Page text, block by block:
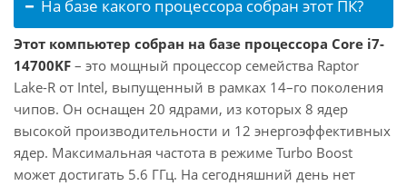
На базе какого процессора собран этот ПК?
Этот компьютер собран на базе процессора Core i7-
14700KF – это мощный процессор семейства Raptor
Lake-R от Intel, выпущенный в рамках 14–го поколения
чипов. Он оснащен 20 ядрами, из которых 8 ядер
высокой производительности и 12 энергоэффективных
ядер. Максимальная частота в режиме Turbo Boost
может достигать 5.6 ГГц. На сегодняшний день нет